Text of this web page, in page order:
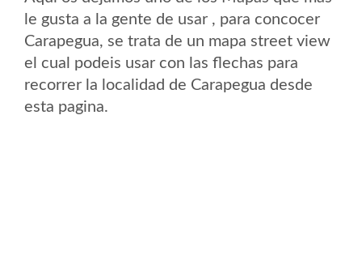
le gusta a la gente de usar , para concocer
Carapegua, se trata de un mapa street view
el cual podeis usar con las flechas para
recorrer la localidad de Carapegua desde
esta pagina.